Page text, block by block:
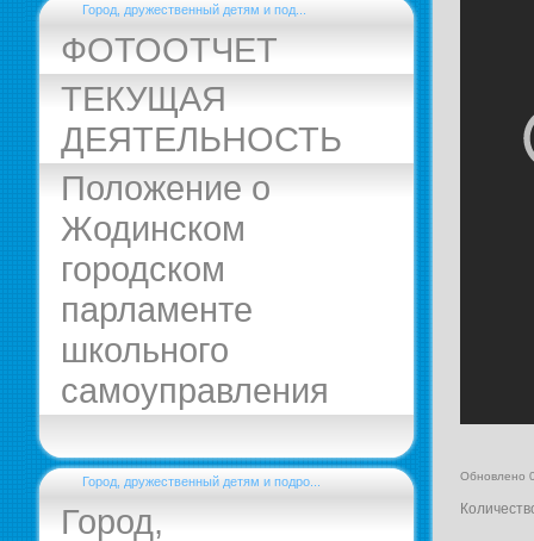
Город, дружественный детям и под...
ФОТООТЧЕТ
ТЕКУЩАЯ
ДЕЯТЕЛЬНОСТЬ
Положение о
Жодинском
городском
парламенте
школьного
самоуправления
Город, дружественный детям и подро...
Город,
Обновлено